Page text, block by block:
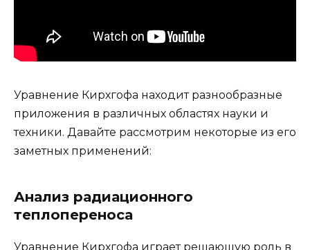
Уравнение Кирхгофа находит разнообразные
приложения в различных областях науки и
техники. Давайте рассмотрим некоторые из его
заметных применений:
Анализ радиационного
теплопереноса
Уравнение Кирхгофа играет решающую роль в